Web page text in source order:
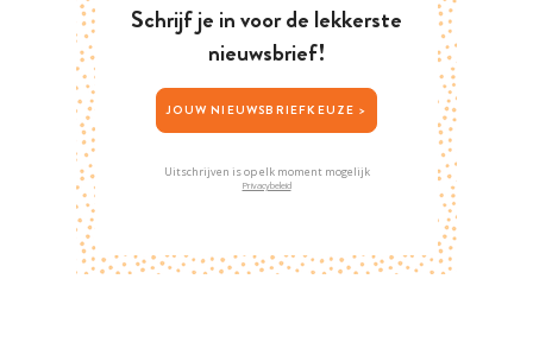
Schrijf je in voor de lekkerste
nieuwsbrief!
JOUW NIEUWSBRIEFKEUZE >
Uitschrijven is op elk moment mogelijk
Privacybeleid